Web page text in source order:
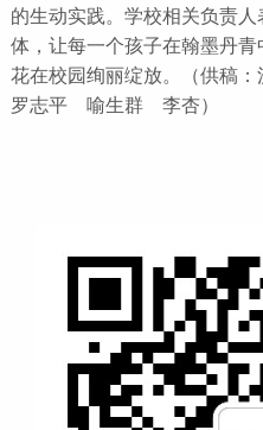
的生动实践。学校相关负责
体，让每一个孩子在翰墨丹青
花在校园绚丽绽放。（供稿
罗志平 喻生群 李杏）